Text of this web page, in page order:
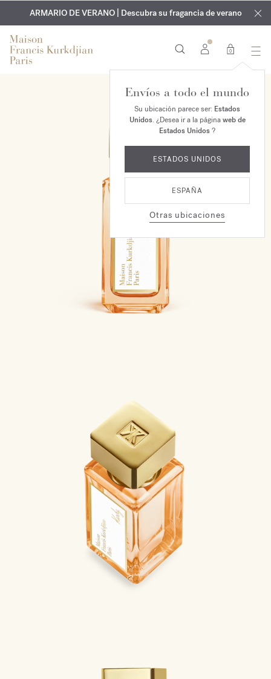
EXCLUSIVO | Descubra la nueva fragancia OUD
velvet mood
en su pedido*
GRABADO GRATUITO | En todas las fragancias y aceites
corporales hasta el 9 de agosto
ARMARIO DE VERANO | Descubra su fragancia de verano
0
Envíos a todo el mundo
Su ubicación parece ser: Estados
Unidos. ¿Desea ir a la páginaweb de
Estados Unidos?
ESTADOS UNIDOS
ESPAÑA
Otras ubicaciones
NUEVO